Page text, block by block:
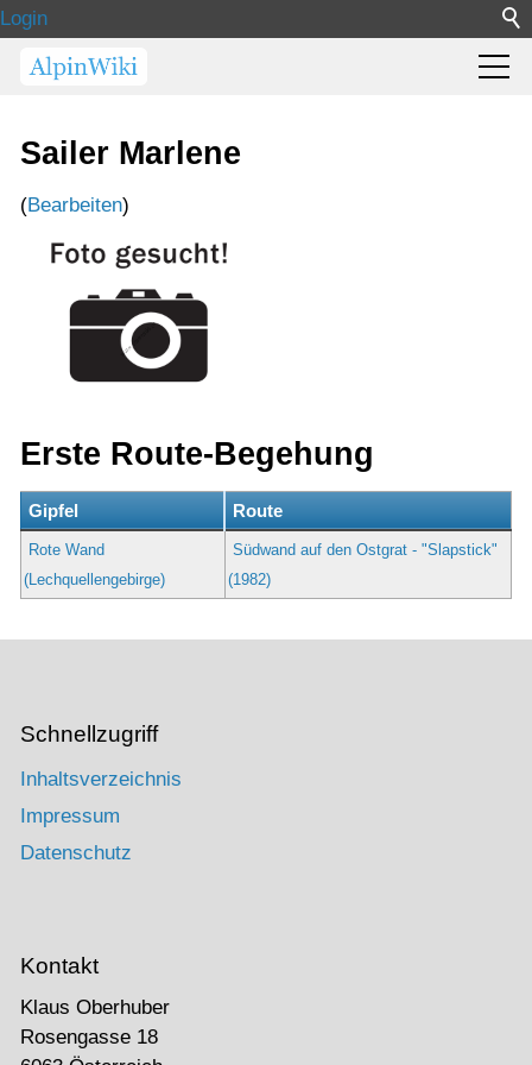
Login
Sailer Marlene
(Bearbeiten)
Erste Route-Begehung
Gipfel Route
Rote Wand
(Lechquellengebirge)
Südwand auf den Ostgrat - "Slapstick"
(1982)
Schnellzugriff
Inhaltsverzeichnis
Impressum
Datenschutz
Kontakt
Klaus Oberhuber
Rosengasse 18